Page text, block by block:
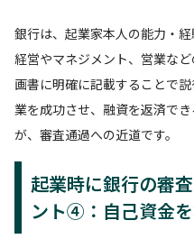
銀行は、起業家本人の能力・
経営やマネジメント、営業な
画書に明確に記載することで
業を成功させ、融資を返済で
が、審査通過への近道です。
起業時に銀行の審
ント④：自己資金を